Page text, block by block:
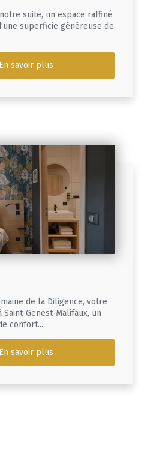
suite, un espace raffiné
superficie généreuse de
En savoir plus
de la Diligence, votre
Genest-Malifaux, un
confort....
En savoir plus